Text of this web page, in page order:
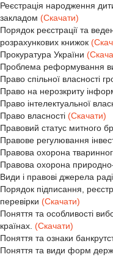
Реєстрація народження
закладом (Скачати)
Порядок реєстрації та
розрахункових книжок
Прокуратура України
Проблема реформування
Право спільної власності
Право на нерозкриту
Право інтелектуальної
Право власності (Скачати)
Правовий статус митного
Правове регулювання
Правова охорона
Правова охорона
Види і правові джерела
Порядок підписання,
перевірки (Скачати)
Поняття та особливості
країнах. (Скачати)
Поняття та ознаки
Поняття та види форм